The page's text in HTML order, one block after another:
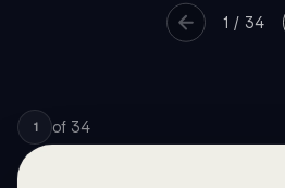
1 / 34
1 of 34